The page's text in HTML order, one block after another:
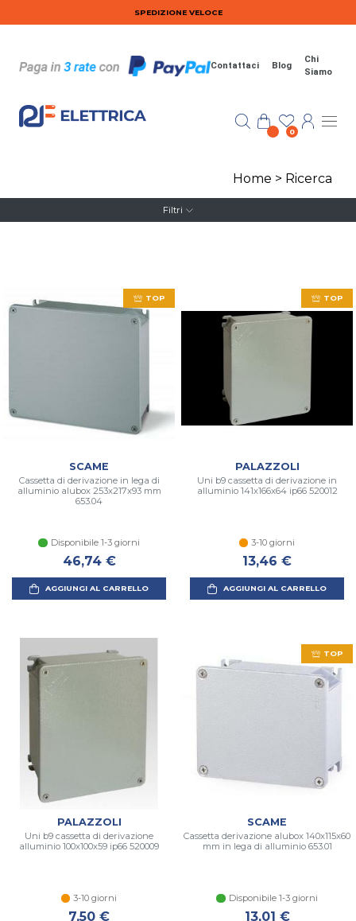
Salta al contenuto principaleSPEDIZIONE VELOCE
Contattaci Blog
Chi
Siamo
0
Home > Ricerca
Filtri
TOP
SCAME
Cassetta di derivazione in lega di
alluminio alubox 253x217x93 mm
653.04
Disponibile 1-3 giorni
46,74 €
AGGIUNGI AL CARRELLO
TOP
PALAZZOLI
Uni b9 cassetta di derivazione in
alluminio 141x166x64 ip66 520012
3-10 giorni
13,46 €
AGGIUNGI AL CARRELLO
PALAZZOLI
Uni b9 cassetta di derivazione
alluminio 100x100x59 ip66 520009
3-10 giorni
7,50 €
TOP
SCAME
Cassetta derivazione alubox 140x115x60
mm in lega di alluminio 653.01
Disponibile 1-3 giorni
13,01 €